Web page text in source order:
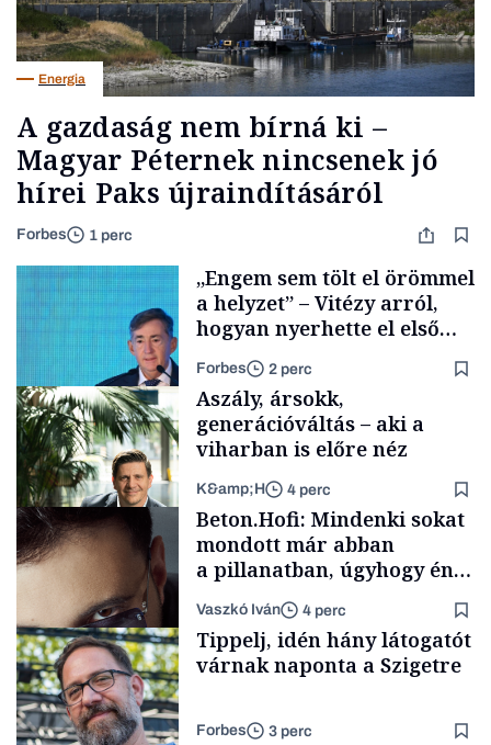
Energia
A gazdaság nem bírná ki –
Magyar Péternek nincsenek jó
hírei Paks újraindításáról
Forbes 1 perc
Elszámoltatás
„Engem sem tölt el örömmel
a helyzet” – Vitézy arról,
hogyan nyerhette el első
tenderét Mészárosék cége a
Tisza-kormány alatt
Forbes 2 perc
TÁMOGATÓI
TARTALOM
Aszály, ársokk,
generációváltás – aki a
viharban is előre néz
K&amp;H 4 perc
Beton.Hofi: Mindenki sokat
mondott már abban
a pillanatban, úgyhogy én
a legsarkosabb
gondolataimat akartam
kimondani
Vaszkó Iván 4 perc
Tippelj, idén hány látogatót
várnak naponta a Szigetre
Forbes 3 perc